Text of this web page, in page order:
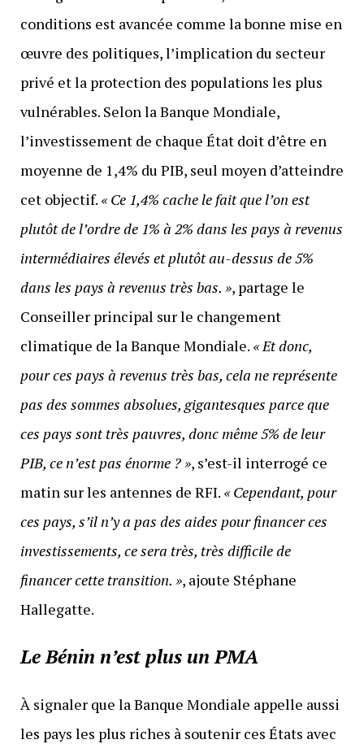
conditions est avancée comme la bonne mise en
œuvre des politiques, l’implication du secteur
privé et la protection des populations les plus
vulnérables. Selon la Banque Mondiale,
l’investissement de chaque État doit d’être en
moyenne de 1,4% du PIB, seul moyen d’atteindre
cet objectif. « Ce 1,4% cache le fait que l’on est
plutôt de l’ordre de 1% à 2% dans les pays à revenus
intermédiaires élevés et plutôt au-dessus de 5%
dans les pays à revenus très bas. », partage le
Conseiller principal sur le changement
climatique de la Banque Mondiale. «Et donc,
pour ces pays à revenus très bas, cela ne représente
pas des sommes absolues, gigantesques parce que
ces pays sont très pauvres, donc même 5% de leur
PIB, ce n’est pas énorme ?», s’est-il interrogé ce
matin sur les antennes de RFI. «Cependant, pour
ces pays, s’il n’y a pas des aides pour financer ces
investissements, ce sera très, très difficile de
financer cette transition. », ajoute Stéphane
Hallegatte.
Le Bénin n’est plus un PMA
À signaler que la Banque Mondiale appelle aussi
les pays les plus riches à soutenir ces États avec